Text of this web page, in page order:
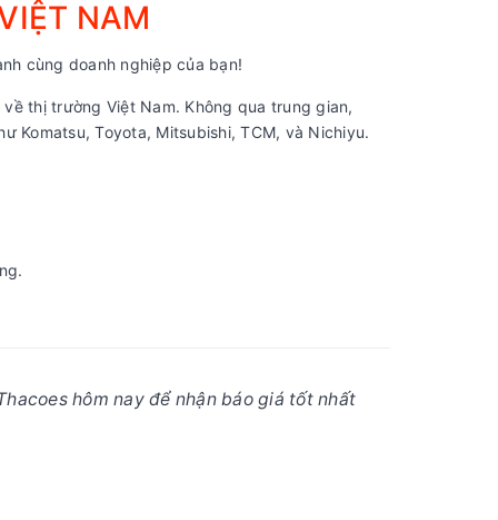
NAM
cùng doanh nghiệp của bạn!
về thị trường Việt Nam. Không qua trung gian,
Komatsu, Toyota, Mitsubishi, TCM, và Nichiyu.
hôm nay để nhận báo giá tốt nhất